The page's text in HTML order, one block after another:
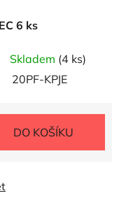
6 ks
Skladem (4 ks)
20PF-KPJE
DO KOŠÍKU